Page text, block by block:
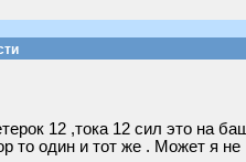
12 ,тока 12 сил это на
то один и тот же . Может я не